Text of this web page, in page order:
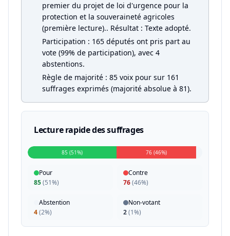
premier du projet de loi d'urgence pour la
protection et la souveraineté agricoles
(première lecture).. Résultat : Texte adopté.
Participation : 165 députés ont pris part au
vote (99% de participation), avec 4
abstentions.
Règle de majorité : 85 voix pour sur 161
suffrages exprimés (majorité absolue à 81).
Lecture rapide des suffrages
85 (51%) 76 (46%)
Pour
85(51%)
Contre
76(46%)
Abstention
4(2%)
Non-votant
2(1%)